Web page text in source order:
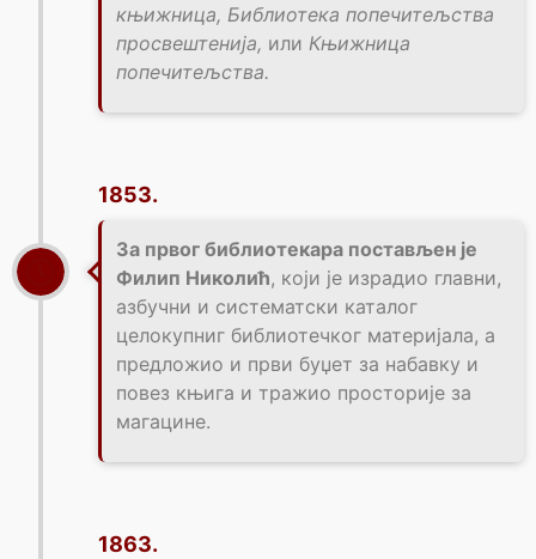
књижница, Библиотека попечитељства
просвештенија, или Књижница
попечитељства.
1853.
За првог библиотекара постављен је
Филип Николић, који је израдио главни,
азбучни и систематски каталог
целокупниг библиотечког материјала, а
предложио и први буџет за набавку и
повез књига и тражио просторије за
магацине.
1863.